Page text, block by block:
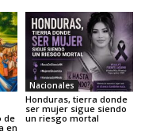
de
en
Nacionales
Honduras, tierra donde
ser mujer sigue siendo
un riesgo mortal